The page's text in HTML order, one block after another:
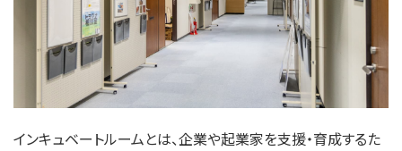
インキュベートルームとは、企業や起業家を支援・育成するた